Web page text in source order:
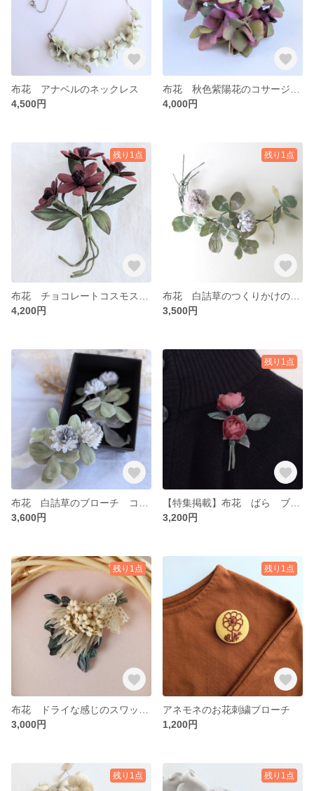
布花 アナベルのネックレス
4,500円
4,000円
残り1点
4,200円
残り1点
3,500円
3,600円
残り1点
3,200円
残り1点
3,000円
残り1点
アネモネのお花刺繍ブローチ
1,200円
残り1点 残り1点